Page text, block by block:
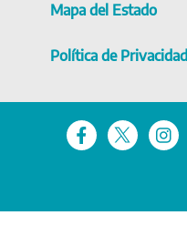
Mapa del Estado
Política de Privacidad